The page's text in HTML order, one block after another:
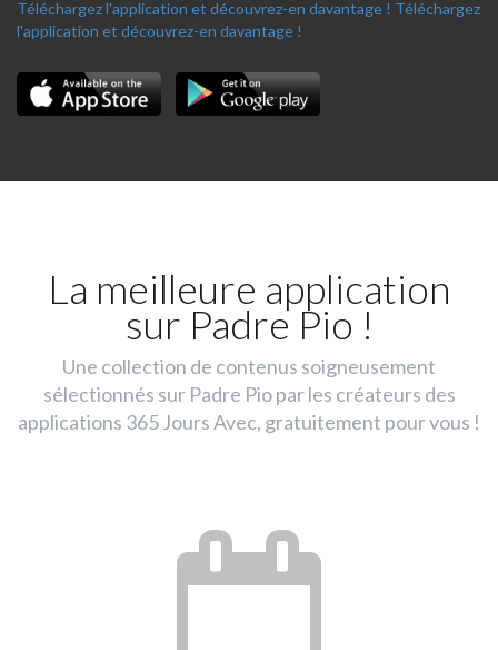
Téléchargez l'application et découvrez-en davantage ! Téléchargez
l'application et découvrez-en davantage !
La meilleure application
sur Padre Pio !
Une collection de contenus soigneusement
sélectionnés sur Padre Pio par les créateurs des
applications 365 Jours Avec, gratuitement pour vous !